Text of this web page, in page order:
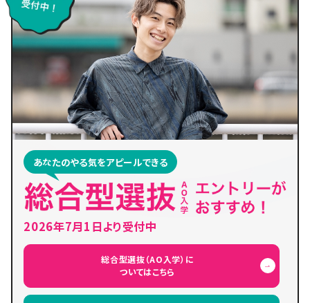
あなたのやる気をアピールできる
2026年7月1日より受付中
総合型選抜（AO入学）に
ついてはこちら